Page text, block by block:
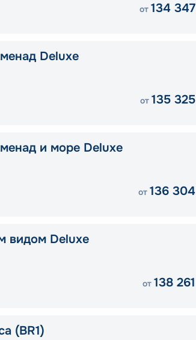
от 134 347
Deluxe
от 135 325
и море Deluxe
от 136 304
видом Deluxe
от 138 261
(BR1)